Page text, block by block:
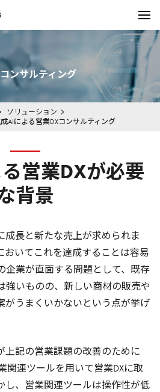
ンサルティング
ソリューション
AIによる営業DXコンサルティング
営業DXが必要
背景
成長と新たな売上が求められま
おいてこれを達成することは容易
企業が直面する問題として、既存
強いものの、新しい商材の販売や
がうまくいかないという点が挙げ
上記の営業課題の改善のために
関連ツールを用いて営業DXに取
し、営業関連ツールは操作性が低